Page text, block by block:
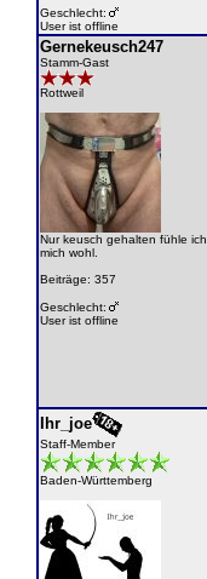
Geschlecht:
User ist offline
Gernekeusch247
Stamm-Gast
Rottweil
Nur keusch gehalten fühle ich
mich wohl.
Beiträge: 357
Geschlecht:
User ist offline
Ihr_joe
Staff-Member
Baden-Württemberg